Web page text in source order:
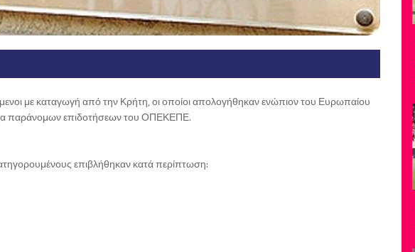
με καταγωγή από την Κρήτη, οι οποίοι απολογήθηκαν ενώπιον του Ευρωπαίου
παράνομων επιδοτήσεων του ΟΠΕΚΕΠΕ.
επιβλήθηκαν κατά περίπτωση: